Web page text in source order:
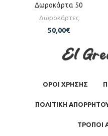
Δωροκάρτα 50
Δωροκάρτες
50,00€
ΟΡΟΙ ΧΡΗΣΗΣ
ΠΟΛΙΤΙΚΗ
ΤΡΟΠΟΙ